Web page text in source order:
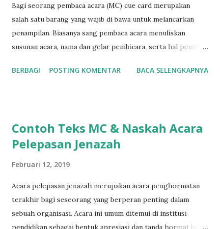
Bagi seorang pembaca acara (MC) cue card merupakan
salah satu barang yang wajib di bawa untuk melancarkan
penampilan. Biasanya sang pembaca acara menuliskan
susunan acara, nama dan gelar pembicara, serta hal penting
(sebagian orang menyebutnya que card ) ini tidak hanya
akan diminta membuat cue card sebelum melakukan long
speech selama 1 s/d 2 menit di tes speaking part 2. Cue
mengganggu penampilan ketika di atas panggung, bisa
karena ukurannya yang terlalu besar atau terlalu kecil,
desainnya yang kurang menarik atau alasan lainnya.
Pengalaman saya memandu sebuah acara sharing session di
sebuah kompetisi keilmuan jurusan Teknik Industri beskala
BERBAGI POSTING KOMENTAR BACA SELENGKAPNYA
Contoh Teks MC & Naskah Acara
Pelepasan Jenazah
Februari 12, 2019
Acara pelepasan jenazah merupakan acara penghormatan
terakhir bagi seseorang yang berperan penting dalam
sebuah organisasi. Acara ini umum ditemui di institusi
pendidikan sebagai bentuk apresiasi dan tanda hormat bagi